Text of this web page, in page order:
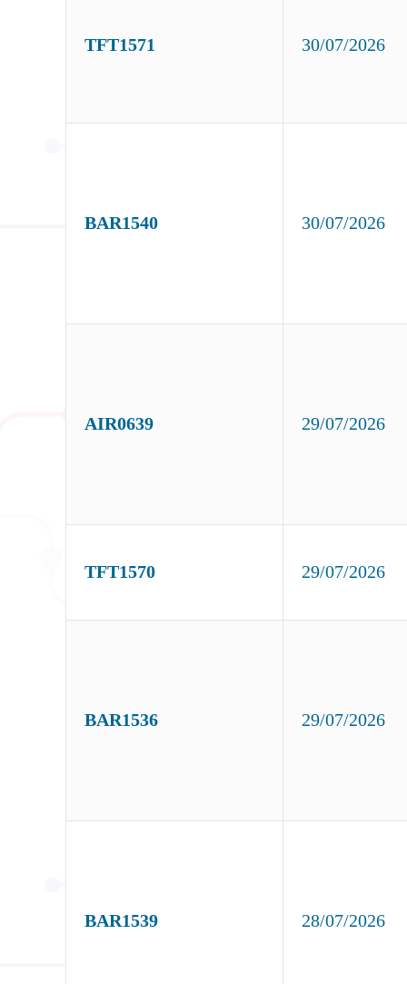
TFT1571 30/07/2026
BAR1540 30/07/2026
AIR0639 29/07/2026
TFT1570 29/07/2026
BAR1536 29/07/2026
BAR1539 28/07/2026